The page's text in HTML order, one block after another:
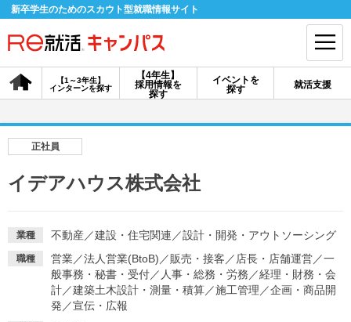
新卒学生のためのスカウト型就職情報サイト
【4年生】
採用情報を
探す
【1～3年生】
インターンを探す
イベントを
探す
就活支援
会員登録 ログイン
採用情報を探す
説明会を探す
インターンを探す
イベントを探す スカウト お知らせ
正社員
イデアハウス株式会社
業種 不動産／建設・住宅関連 ／設計・開発・アウトソーシング
職種 営業／法人営業(BtoB) ／販売・接客 ／ 店長・店舗運営／一
般事務・秘書・受付／ 人事・総務・労務 ／経理・財務・会
計／建築土木設計・測量・積算／施工管理 ／企画・商品開
発 ／宣伝・広報